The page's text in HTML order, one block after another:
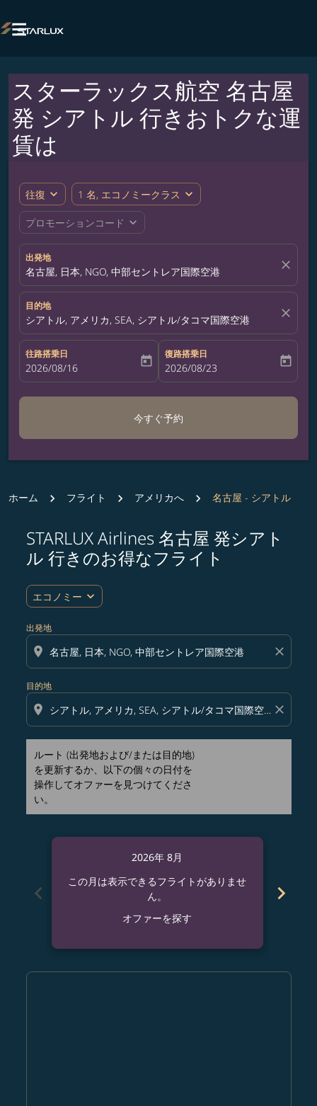

スターラックス航空 名古屋
発 シアトル 行きおトクな運
賃は
往復 expand_more 1 名, エコノミークラス expand_more
プロモーションコード expand_more
出発地
名古屋, 日本, NGO, 中部セントレア国際空港 close
目的地
シアトル, アメリカ, SEA, シアトル/タコマ国際空港 close
往路搭乗日
fc-booking-departure-date-aria-label
2026/08/16 today
復路搭乗日
fc-booking-return-date-aria-label
2026/08/23 today
今すぐ予約
ホーム フライト アメリカへ 名古屋 - シアトル
STARLUX Airlines 名古屋 発シアト
ル 行きのお得なフライト
エコノミー expand_more
出発地
location_on close
目的地
location_on close
ルート (出発地および/または目的地)
を更新するか、以下の個々の日付を
操作してオファーを見つけてくださ
い。
ルート (出発地および/または目的地) を更新するか、以
chevron_left
2026年 8月
この月は表示できるフライトがありませ
ん。
オファーを探す
chevron_right